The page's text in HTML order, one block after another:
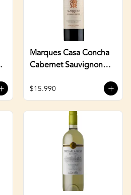
Marques Casa Concha
Cabernet Sauvignon
$15.990